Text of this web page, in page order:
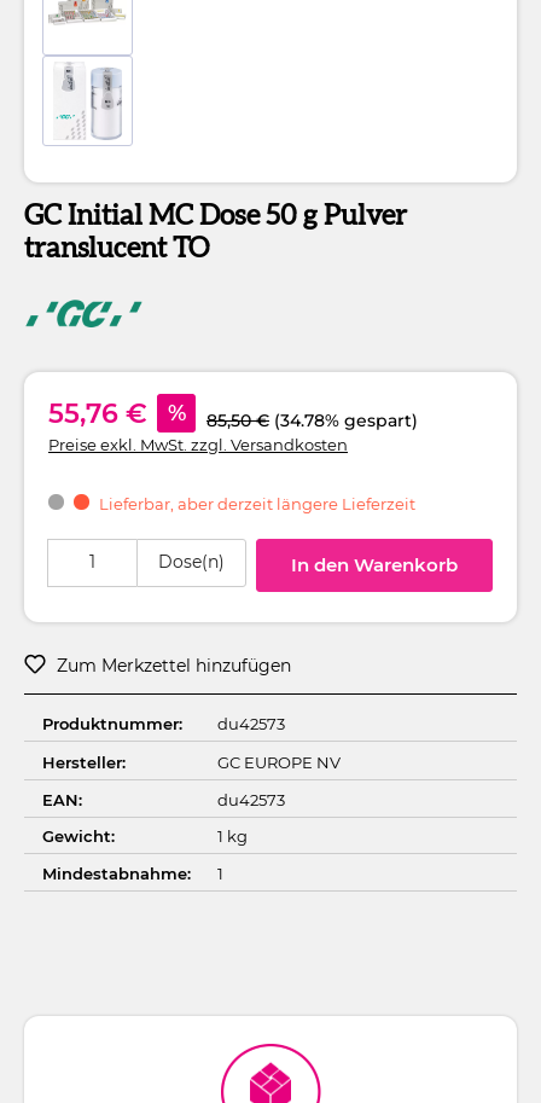
GC Initial MC Dose 50 g Pulver
translucent TO
55,76 € % 85,50 € (34.78% gespart)
Preise exkl. MwSt. zzgl. Versandkosten
Lieferbar, aber derzeit längere Lieferzeit
Dose(n) In den Warenkorb
Zum Merkzettel hinzufügen
Produktnummer:
du42573
Hersteller:
GC EUROPE NV
EAN:
du42573
Gewicht:
1 kg
Mindestabnahme:
1